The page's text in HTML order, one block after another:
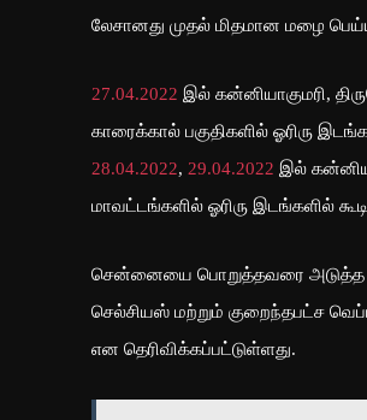
லேசானது முதல் மிதமான மழை
27.04.2022 இல் கன்னியாகுமரி,
காரைக்கால் பகுதிகளில் ஓரிரு
28.04.2022, 29.04.2022 இல்
மாவட்டங்களில் ஓரிரு இடங்களில்
சென்னையை பொறுத்தவரை அடுத்த 48
செல்சியஸ் மற்றும் குறைந்தபட்ச
என தெரிவிக்கப்பட்டுள்ளது.